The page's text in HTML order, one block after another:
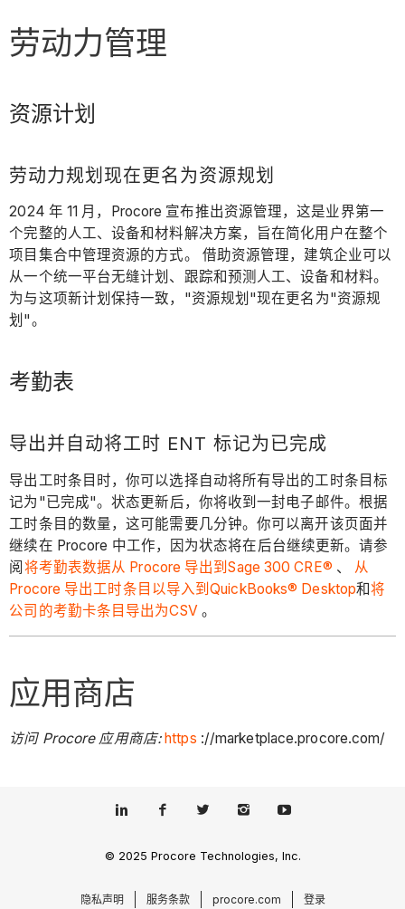
劳动力管理
资源计划
劳动力规划现在更名为资源规划
2024 年 11 月，Procore 宣布推出资源管理，这是业界第一
个完整的人工、设备和材料解决方案，旨在简化用户在整个
项目集合中管理资源的方式。 借助资源管理，建筑企业可以
从一个统一平台无缝计划、跟踪和预测人工、设备和材料。
为与这项新计划保持一致，"资源规划"现在更名为"资源规
划"。
考勤表
导出并自动将工时 ENT 标记为已完成
导出工时条目时，你可以选择自动将所有导出的工时条目标
记为"已完成"。状态更新后，你将收到一封电子邮件。根据
工时条目的数量，这可能需要几分钟。你可以离开该页面并
继续在 Procore 中工作，因为状态将在后台继续更新。请参
阅 将考勤表数据从 Procore 导出到Sage 300 CRE® 、 从
Procore 导出工时条目以导入到QuickBooks® Desktop和将
公司的考勤卡条目导出为CSV。
应用商店
访问 Procore 应用商店: https ://marketplace.procore.com/
© 2025 Procore Technologies, Inc.
隐私声明 服务条款 procore.com 登录